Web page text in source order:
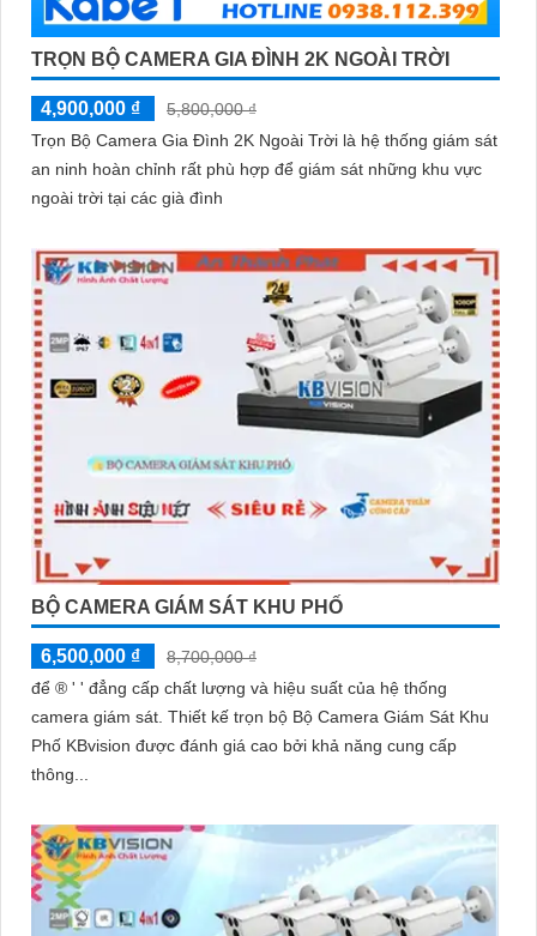
TRỌN BỘ CAMERA GIA ĐÌNH 2K NGOÀI TRỜI
4,900,000 ₫
5,800,000 ₫
Trọn Bộ Camera Gia Đình 2K Ngoài Trời là hệ thống giám sát
an ninh hoàn chỉnh rất phù hợp để giám sát những khu vực
ngoài trời tại các già đình
BỘ CAMERA GIÁM SÁT KHU PHỐ
6,500,000 ₫
8,700,000 ₫
để ®️ ' ' đẳng cấp chất lượng và hiệu suất của hệ thống
camera giám sát. Thiết kế trọn bộ Bộ Camera Giám Sát Khu
Phố KBvision được đánh giá cao bởi khả năng cung cấp
thông...